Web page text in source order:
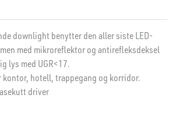
downlight benytter den aller siste LED-
med mikroreflektor og antirefleksdeksel
lys med UGR<17.
kontor, hotell, trappegang og korridor.
driver